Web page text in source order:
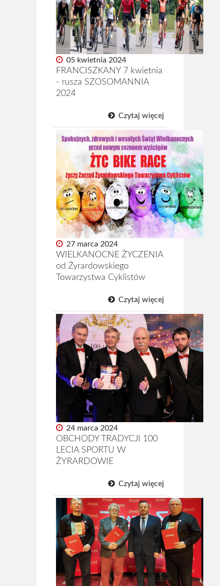
05 kwietnia 2024
FRANCISZKANY 7 kwietnia
- rusza SZOSOMANNIA
2024
Czytaj więcej
27 marca 2024
WIELKANOCNE ŻYCZENIA
od Żyrardowskiego
Towarzystwa Cyklistów
Czytaj więcej
24 marca 2024
OBCHODY TRADYCJI 100
LECIA SPORTU W
ŻYRARDOWIE
Czytaj więcej